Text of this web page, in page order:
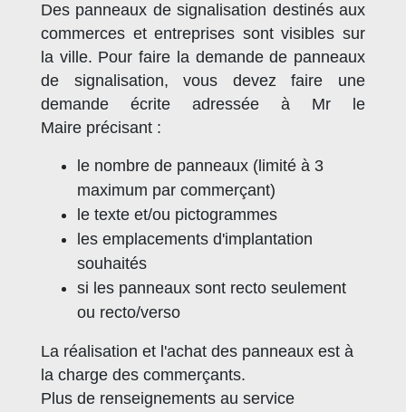
Des panneaux de signalisation destinés aux
commerces et entreprises sont visibles sur
la ville. Pour faire la demande de panneaux
de signalisation, vous devez faire une
demande écrite adressée à Mr le
Maire précisant :
le nombre de panneaux (limité à 3
maximum par commerçant)
le texte et/ou pictogrammes
les emplacements d'implantation
souhaités
si les panneaux sont recto seulement
ou recto/verso
La réalisation et l'achat des panneaux est à
la charge des commerçants.
Plus de renseignements au service